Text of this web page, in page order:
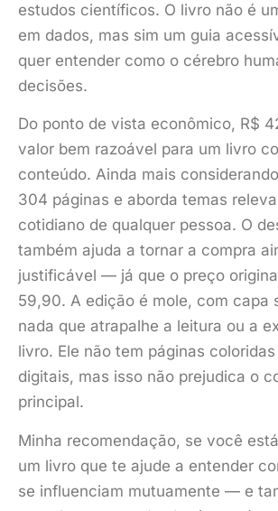
estudos científicos. O livro não é
em dados, mas sim um guia
quer entender como o cérebro
decisões.
Do ponto de vista econômico, R$
valor bem razoável para um livro
conteúdo. Ainda mais
304 páginas e aborda temas
cotidiano de qualquer pessoa. O
também ajuda a tornar a compra
justificável — já que o preço
59,90. A edição é mole, com capa
nada que atrapalhe a leitura ou a
livro. Ele não tem páginas
digitais, mas isso não prejudica o
principal.
Minha recomendação, se você
um livro que te ajude a entender
se influenciam mutuamente — e